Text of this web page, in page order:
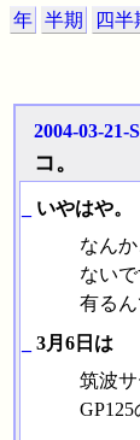
年 半期 四半
2004-03-21-
コ。
いやはや。
なん
ない
有るん
3月6日は
筑波
GP125